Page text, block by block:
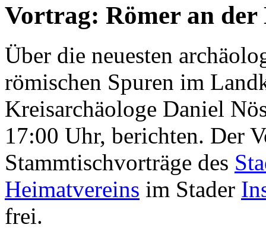
Vortrag: Römer an der
Über die neuesten
römischen Spuren im
Kreisarchäologe Daniel
17:00 Uhr, berichten. Der
Stammtischvorträge des
Heimatvereins im Stader
frei.